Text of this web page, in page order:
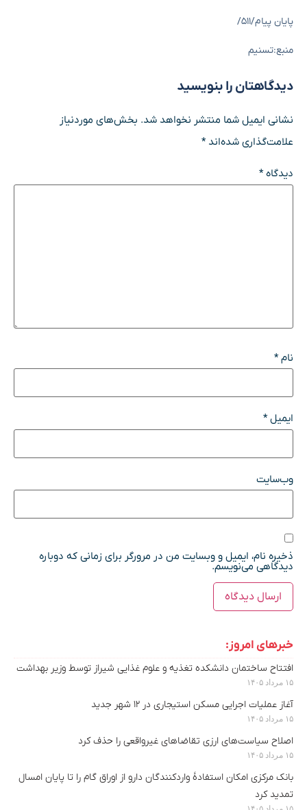
پایان پیام/۵۱۱/
منبع:تسنیم
دیدگاهتان را بنویسید
نشانی ایمیل شما منتشر نخواهد شد. بخش‌های موردنیاز
علامت‌گذاری شده‌اند*
دیدگاه*
نام*
ایمیل*
وب‌سایت
ذخیره نام، ایمیل و وبسایت من در مرورگر برای زمانی که دوباره
دیدگاهی می‌نویسم.
خبرهای امروز:
افتتاح ساختمان دانشکده تغذیه و علوم غذایی شیراز توسط وزیر بهداشت
۱۵ مرداد ۱۴۰۵
آغاز عملیات اجرایی مسکن استیجاری در ۱۲ شهر جدید
۱۵ مرداد ۱۴۰۵
اصلاح سیاست‌های ارزی تقاضاهای غیرواقعی را حذف کرد
۱۵ مرداد ۱۴۰۵
بانک مرکزی امکان استفادۀ واردکنندگان دارو از اوراق گام را تا پایان امسال
تمدید کرد